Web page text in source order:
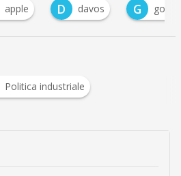
D davos G google
Politica industriale